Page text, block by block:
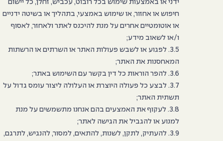
ידני או באמצעות שימוש בכל רובוט, עכביש, זחלן, כל יישום
חיפוש או אחזור, או שימוש באמצעי, בתהליך או בשיטה ידניים
או אוטומטיים אחרים על מנת להיכנס לאתר ולאחזר, לאסוף
ו/או לשאוב מידע;
3.5. לפגוע או לשבש פעולות האתר או השרתים או הרשתות
המאחסנות את האתר;
3.6. להפר הוראות כל דין בקשר עם השימוש באתר;
3.7. לבצע כל פעולה היוצרת או העלולה ליצור עומס גדול על
תשתית האתר;
3.8. לעקוף את האמצעים בהם אנחנו מתשמשים על מנת
למנוע או להגביל את הגישה לאתר;
3.9. להעתיק, לתקן, לשנות, להתאים, למסור, להנגיש, לתרגם,